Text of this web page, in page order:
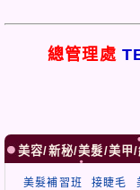
總管理處
美容/新秘/美髮/美甲
美髮補習班 接睫毛